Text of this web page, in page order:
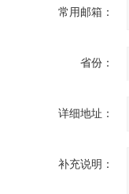
常用邮箱：
省份：
详细地址：
补充说明：